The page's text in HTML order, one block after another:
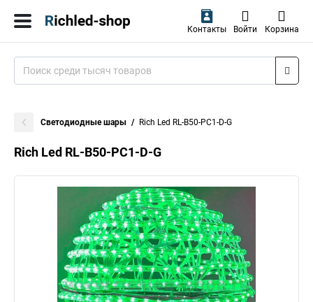
Контакты Войти Корзина
Светодиодные шары Rich Led RL-B50-PC1-D-G
Rich Led RL-B50-PC1-D-G